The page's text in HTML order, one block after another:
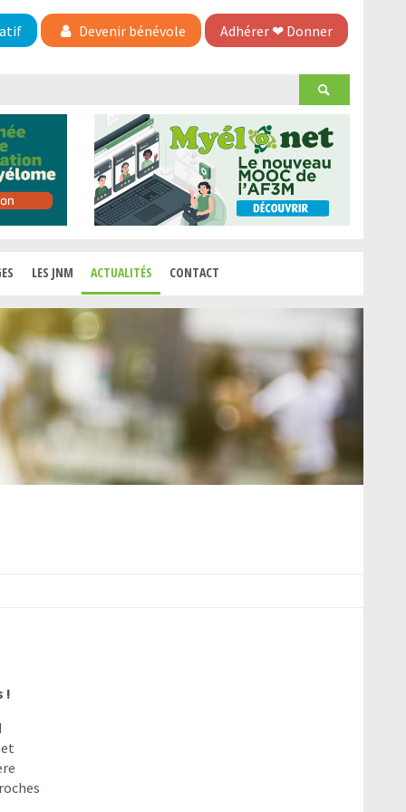
Devenir bénévole Adhérer ❤ Donner
LES JNM ACTUALITÉS CONTACT
!